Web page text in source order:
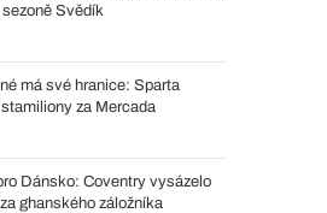
Svědík
má své hranice: Sparta
za Mercada
Dánsko: Coventry vysázelo
ghanského záložníka